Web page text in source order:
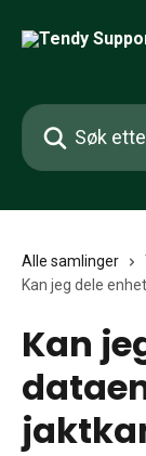
Søk etter artikler
Alle samlinger
Kan jeg dele
Kan